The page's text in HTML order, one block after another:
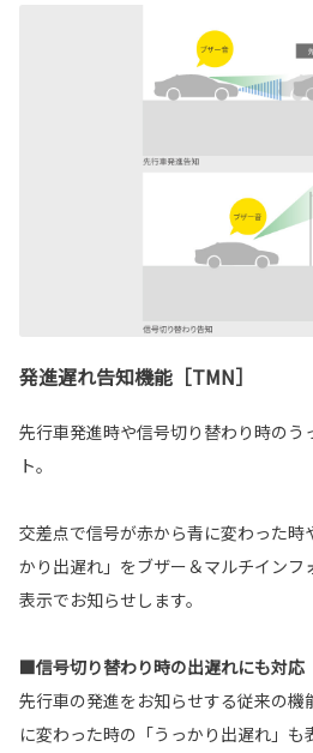
発進遅れ告知機能［TMN］
先行車発進時や信号切り替わり時のう
ト。
交差点で信号が赤から青に変わった時
かり出遅れ」をブザー＆マルチインフ
表示でお知らせします。
■信号切り替わり時の出遅れにも対応
先行車の発進をお知らせする従来の機
に変わった時の「うっかり出遅れ」も